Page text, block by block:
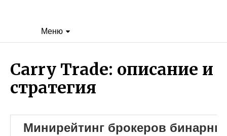
Меню
Carry Trade: описание и
стратегия
Минирейтинг брокеров